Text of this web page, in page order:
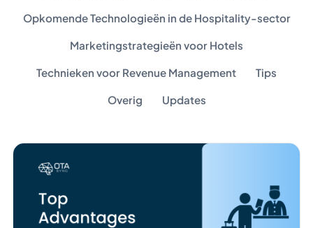
Opkomende Technologieën in de Hospitality-sector
Marketingstrategieën voor Hotels
Technieken voor Revenue Management Tips
Overig Updates